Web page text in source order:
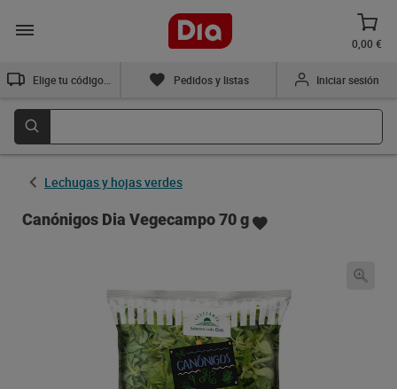
0,00 €
Pedidos y listas Iniciar sesión
Lechugas y hojas verdes
Canónigos Dia Vegecampo 70 g